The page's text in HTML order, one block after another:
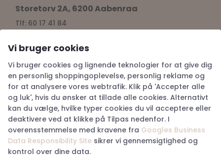
Storetorv 2A, 6200 Aabenraa
Tlf: 60 17 41 84
aabenraa@happyhunting.dk
Kundeservice
Om Happy Hunting
Handelsbetingelser
Returnering
Privatlivspolitik
Køb returlabel
Digital fortrydelsesformular
Vi bruger cookies
Vi bruger cookies og lignende teknologier for at give dig
en personlig shoppingoplevelse, personlig reklame og
for at analysere vores webtrafik. Klik på 'Accepter alle
og luk', hvis du ønsker at tillade alle cookies. Alternativt
kan du vælge, hvilke typer cookies du vil acceptere eller
deaktivere ved at klikke på Tilpas nedenfor. I
overensstemmelse med kravene fra Googles Business
Data Responsibility Site sikrer vi gennemsigtighed og
kontrol over dine data.